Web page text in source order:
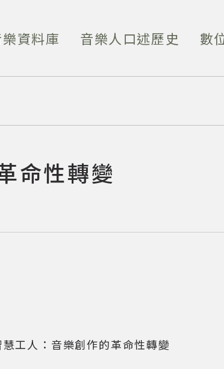
資料庫 音樂人口述歷史 數
命性轉變
工人：音樂創作的革命性轉變